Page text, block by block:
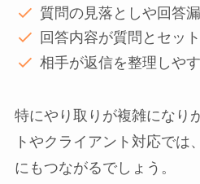
質問の見落としや回答
回答内容が質問とセッ
相手が返信を整理しや
特にやり取りが複雑になり
トやクライアント対応では
にもつながるでしょう。